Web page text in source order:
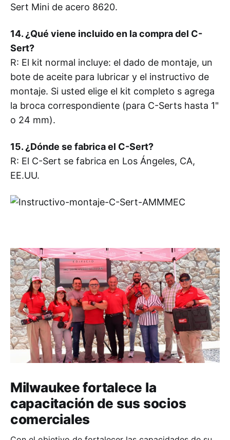
Sert Mini de acero 8620.
14. ¿Qué viene incluido en la compra del C-
Sert?
R: El kit normal incluye: el dado de montaje, un
bote de aceite para lubricar y el instructivo de
montaje. Si usted elige el kit completo s agrega
la broca correspondiente (para C-Serts hasta 1"
o 24 mm).
15. ¿Dónde se fabrica el C-Sert?
R: El C-Sert se fabrica en Los Ángeles, CA,
EE.UU.
Milwaukee fortalece la
capacitación de sus socios
comerciales